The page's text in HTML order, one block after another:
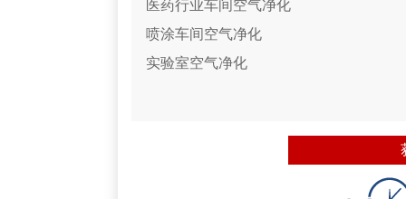
医药行业车间空气净化
喷涂车间空气净化
实验室空气净化